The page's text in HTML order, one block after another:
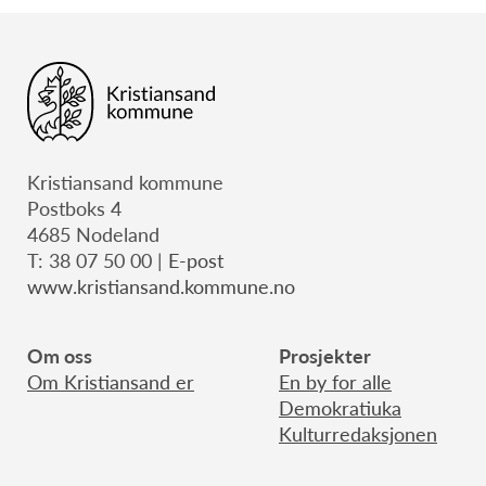
Kristiansand kommune
Postboks 4
4685 Nodeland
T: 38 07 50 00 | E-post
www.kristiansand.kommune.no
Om oss
Om Kristiansand er
Prosjekter
En by for alle
Demokratiuka
Kulturredaksjonen